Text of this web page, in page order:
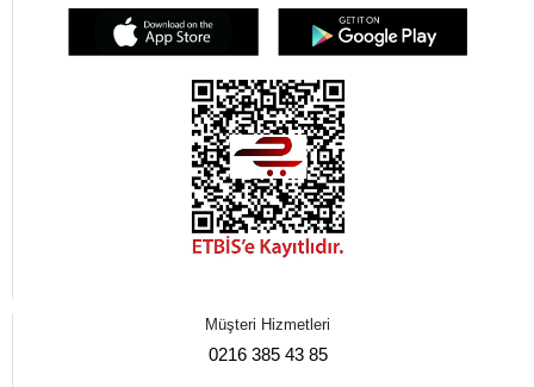
Müşteri Hizmetleri
0216 385 43 85